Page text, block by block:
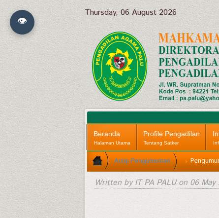
Thursday, 06 August 2026
Beranda
Halaman Utama
Profile Pengadilan
Tentang Satker
Arsip Pengumuman
Written by IT PA PALU on 06 May
👁